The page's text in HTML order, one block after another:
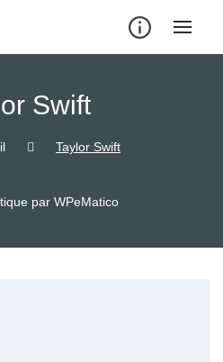
Swift
Taylor Swift
par WPeMatico